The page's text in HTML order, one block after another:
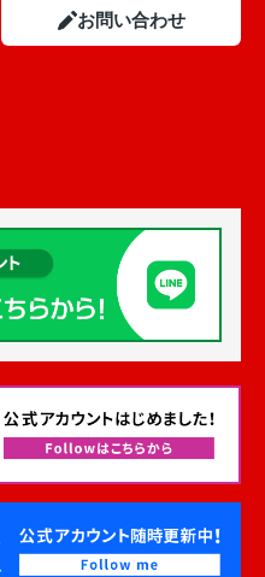
お問い合わせ